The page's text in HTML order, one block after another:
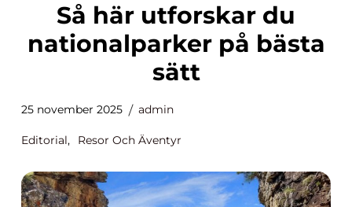
Så här utforskar du
nationalparker på bästa
sätt
25 november 2025 admin
Editorial, Resor Och Äventyr